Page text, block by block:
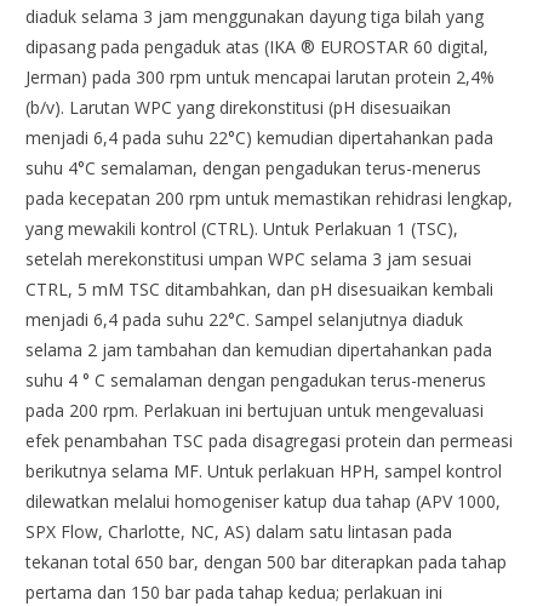
diaduk selama 3 jam menggunakan dayung tiga bilah yang
dipasang pada pengaduk atas (IKA ® EUROSTAR 60 digital,
Jerman) pada 300 rpm untuk mencapai larutan protein 2,4%
(b/v). Larutan WPC yang direkonstitusi (pH disesuaikan
menjadi 6,4 pada suhu 22°C) kemudian dipertahankan pada
suhu 4°C semalaman, dengan pengadukan terus-menerus
pada kecepatan 200 rpm untuk memastikan rehidrasi lengkap,
yang mewakili kontrol (CTRL). Untuk Perlakuan 1 (TSC),
setelah merekonstitusi umpan WPC selama 3 jam sesuai
CTRL, 5 mM TSC ditambahkan, dan pH disesuaikan kembali
menjadi 6,4 pada suhu 22°C. Sampel selanjutnya diaduk
selama 2 jam tambahan dan kemudian dipertahankan pada
suhu 4 ° C semalaman dengan pengadukan terus-menerus
pada 200 rpm. Perlakuan ini bertujuan untuk mengevaluasi
efek penambahan TSC pada disagregasi protein dan permeasi
berikutnya selama MF. Untuk perlakuan HPH, sampel kontrol
dilewatkan melalui homogeniser katup dua tahap (APV 1000,
SPX Flow, Charlotte, NC, AS) dalam satu lintasan pada
tekanan total 650 bar, dengan 500 bar diterapkan pada tahap
pertama dan 150 bar pada tahap kedua; perlakuan ini